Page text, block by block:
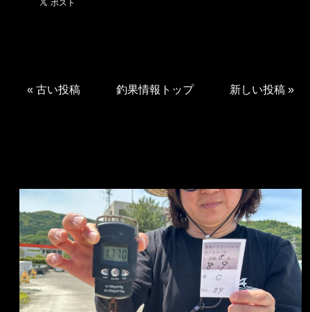
«古い投稿 釣果情報トップ 新しい投稿 »